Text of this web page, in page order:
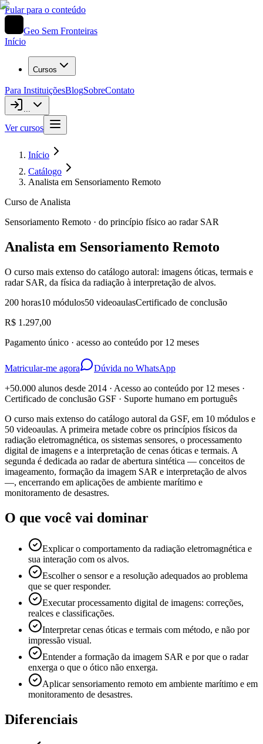
Pular para o conteúdo
Geo Sem Fronteiras
Início
Cursos
Para InstituiçõesBlogSobreContato
...
Ver cursos
Início
Catálogo
Analista em Sensoriamento Remoto
Curso de Analista
Sensoriamento Remoto · do princípio físico ao radar SAR
Analista em Sensoriamento Remoto
O curso mais extenso do catálogo autoral: imagens óticas, termais e
radar SAR, da física da radiação à interpretação de alvos.
200 horas10 módulos50 videoaulasCertificado de conclusão
R$ 1.297,00
Pagamento único · acesso ao conteúdo por 12 meses
Matricular-me agora
Dúvida no WhatsApp
+50.000 alunos desde 2014 · Acesso ao conteúdo por 12 meses ·
Certificado de conclusão GSF · Suporte humano em português
O curso mais extenso do catálogo autoral da GSF, em 10 módulos e
50 videoaulas. A primeira metade cobre os princípios físicos da
radiação eletromagnética, os sistemas sensores, o processamento
digital de imagens e a interpretação de cenas óticas e termais. A
segunda é dedicada ao radar de abertura sintética — conceitos de
imageamento, formação da imagem SAR e interpretação de alvos
—, encerrando em aplicações de ambiente marítimo e
monitoramento de desastres.
O que você vai dominar
Explicar o comportamento da radiação eletromagnética e
sua interação com os alvos.
Escolher o sensor e a resolução adequados ao problema
que se quer responder.
Executar processamento digital de imagens: correções,
realces e classificações.
Interpretar cenas óticas e termais com método, e não por
impressão visual.
Entender a formação da imagem SAR e por que o radar
enxerga o que o ótico não enxerga.
Aplicar sensoriamento remoto em ambiente marítimo e em
monitoramento de desastres.
Diferenciais